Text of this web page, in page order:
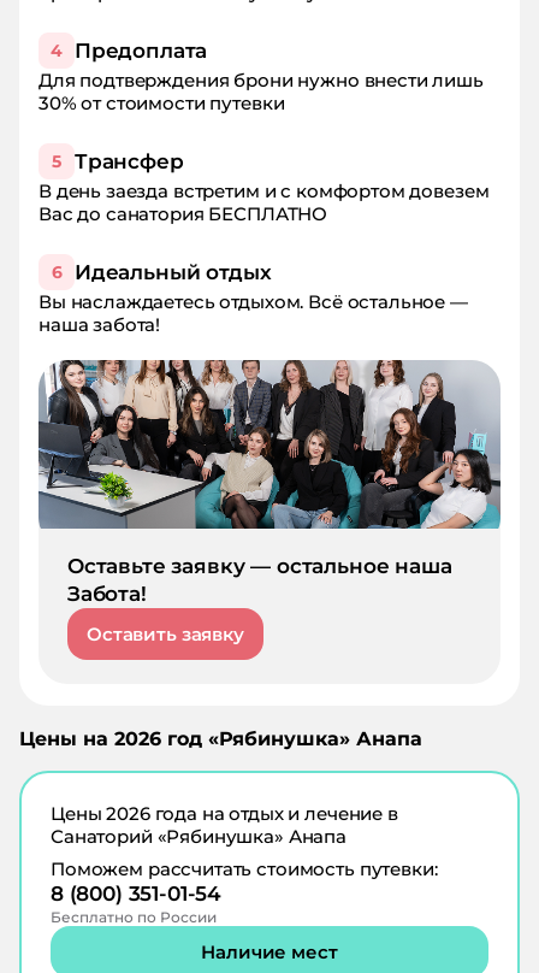
4 Предоплата
Для подтверждения брони нужно внести лишь
30% от стоимости путевки
5 Трансфер
В день заезда встретим и с комфортом довезем
Вас до санатория БЕСПЛАТНО
6 Идеальный отдых
Вы наслаждаетесь отдыхом. Всё остальное —
наша забота!
Оставьте заявку — остальное наша
Забота!
Оставить заявку
Цены на 2026 год «Рябинушка» Анапа
Цены2026года на отдых и лечение в
Санаторий «Рябинушка» Анапа
Поможем рассчитать стоимость путевки:
8 (800) 351-01-54
Бесплатно по России
Наличие мест